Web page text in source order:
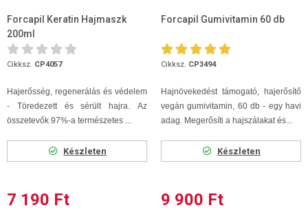
Forcapil Keratin Hajmaszk
200ml
Cikksz. CP4057
Hajerősség, regenerálás és védelem
- Töredezett és sérült hajra. Az
összetevők 97%-a természetes ...
Készleten
7 190 Ft
Forcapil Gumivitamin 60 db
Cikksz. CP3494
Hajnövekedést támogató, hajerősítő
vegán gumivitamin, 60 db - egy havi
adag. Megerősíti a hajszálakat és...
Készleten
9 900 Ft